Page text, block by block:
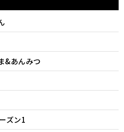
&あんみつ
ズン1